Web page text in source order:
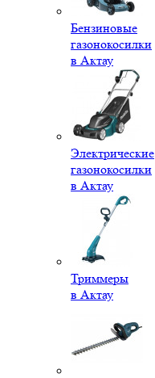
Бензиновые
газонокосилки
в Актау
Электрические
газонокосилки
в Актау
Триммеры
в Актау